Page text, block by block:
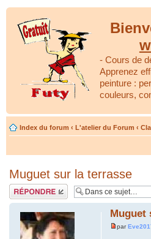
- Cours de
Apprenez
peinture :
couleurs,
Index du forum ‹ L'atelier du Forum ‹
Muguet sur la terrasse
Répondre
Muguet
par